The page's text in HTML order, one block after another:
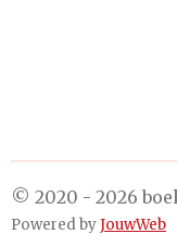
© 2020 - 2026
Powered byJouwWeb